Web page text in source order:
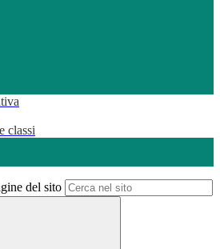
classi
del sito